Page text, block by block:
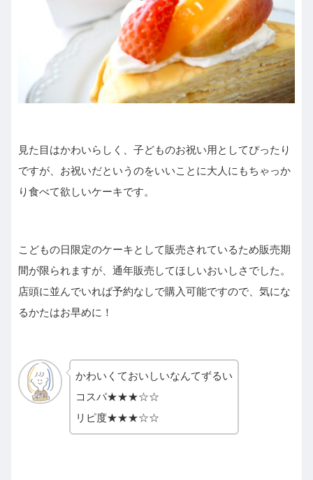
見た目はかわいらしく、子どものお祝い用としてぴったり
ですが、お祝いだというのをいいことに大人にもちゃっか
り食べて欲しいケーキです。
こどもの日限定のケーキとして販売されているため販売期
間が限られますが、通年販売してほしいおいしさでした。
店頭に並んでいれば予約なしで購入可能ですので、気にな
るかたはお早めに！
かわいくておいしいなんてずるい
コスパ★★★☆☆
リピ度★★★☆☆